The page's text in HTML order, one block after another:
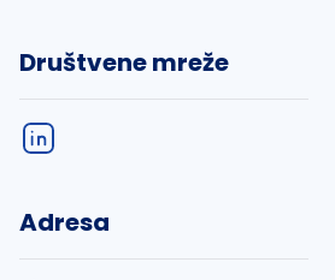
Društvene mreže
Adresa